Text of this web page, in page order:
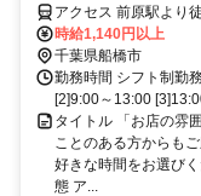
びください☆
アクセス 前原駅より
徒歩21分 ★その他の
八丁目バス停スグ
時給1,140円以上
千葉県船橋市
勤務時間 シフト制勤
[2]9:00～13:00
タイトル 「お店の雰
ことのある方からも
好きな時間をお選び
態 ア...